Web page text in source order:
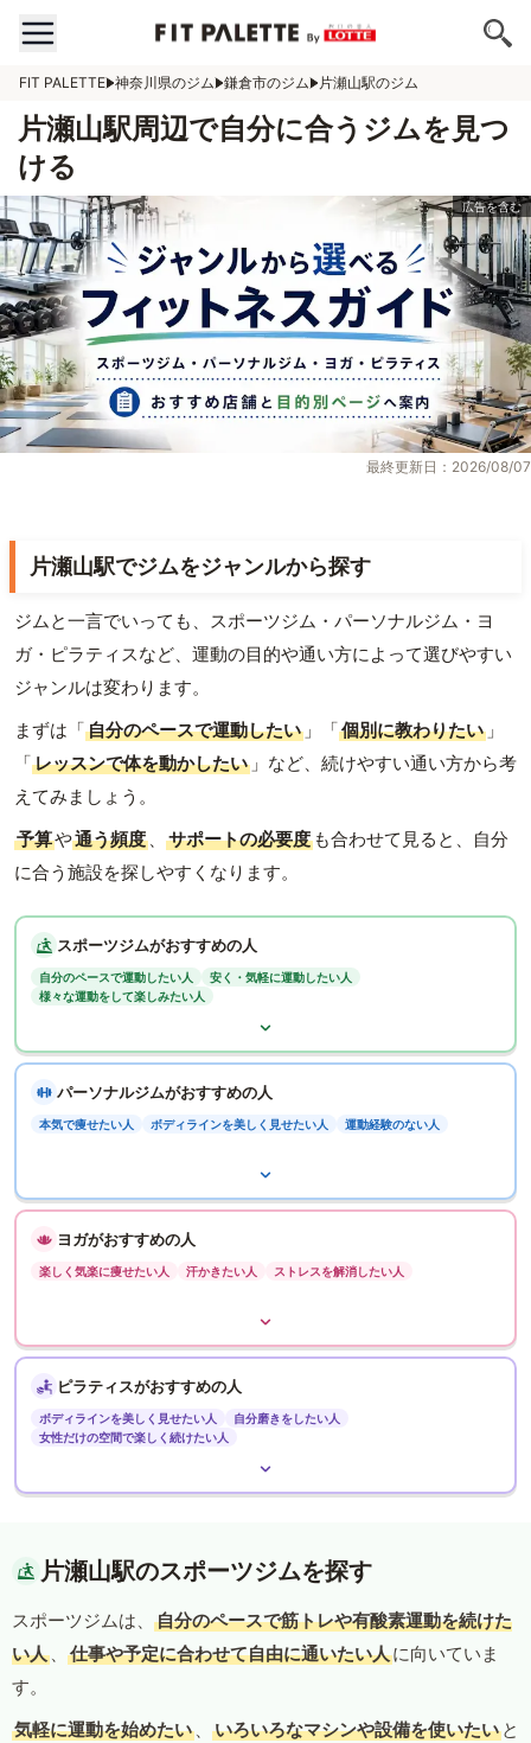
FIT PALETTE 神奈川県のジム 鎌倉市のジム 片瀬山駅のジム
片瀬山駅周辺で自分に合うジムを見つ
ける
最終更新日：2026/08/07
片瀬山駅でジムをジャンルから探す
ジムと一言でいっても、スポーツジム・パーソナルジム・ヨ
ガ・ピラティスなど、運動の目的や通い方によって選びやすい
ジャンルは変わります。
まずは「自分のペースで運動したい 」「個別に教わりたい 」
「レッスンで体を動かしたい 」など、続けやすい通い方から考
えてみましょう。
予算や通う頻度 、 サポートの必要度 も合わせて見ると、自分
に合う施設を探しやすくなります。
スポーツジムがおすすめの人
自分のペースで運動したい人
安く・気軽に運動したい人
様々な運動をして楽しみたい人
パーソナルジムがおすすめの人
本気で痩せたい人 ボディラインを美しく見せたい人 運動経験のない人
ヨガがおすすめの人
楽しく気楽に痩せたい人 汗かきたい人 ストレスを解消したい人
ピラティスがおすすめの人
ボディラインを美しく見せたい人
自分磨きをしたい人
女性だけの空間で楽しく続けたい人
片瀬山駅のスポーツジムを探す
スポーツジムは、
自分のペースで筋トレや有酸素運動を続けた
い人 、 仕事や予定に合わせて自由に通いたい人に向いていま
す。
気軽に運動を始めたい 、 いろいろなマシンや設備を使いたい と